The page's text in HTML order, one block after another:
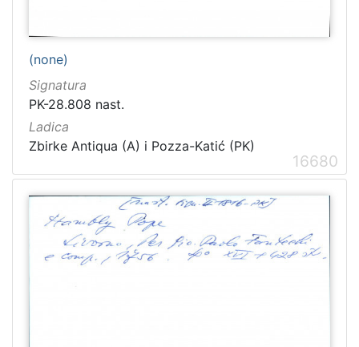
(none)
Signatura
PK-28.808 nast.
Ladica
Zbirke Antiqua (A) i Pozza-Katić (PK)
16680